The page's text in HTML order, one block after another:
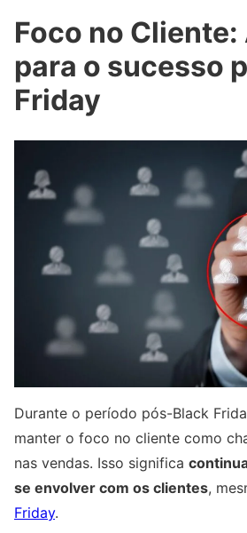
Foco no Cliente:
para o sucesso
Friday
Durante o período pós-Black
manter o foco no cliente como
nas vendas. Isso significa
se envolver com os clientes,
Friday.